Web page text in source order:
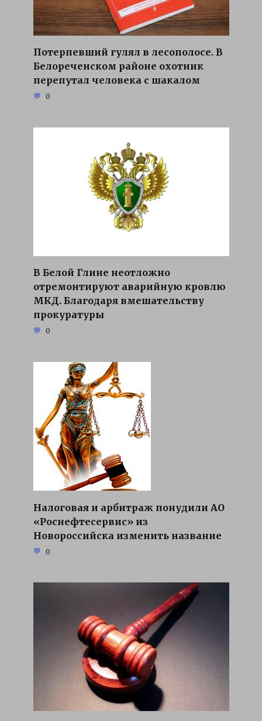
Потерпевший гулял в лесополосе. В
Белореченском районе охотник
перепутал человека с шакалом
0
В Белой Глине неотложно
отремонтируют аварийную кровлю
МКД. Благодаря вмешательству
прокуратуры
0
Налоговая и арбитраж понудили АО
«Роснефтесервис» из
Новороссийска изменить название
0